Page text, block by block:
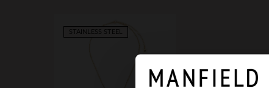
STAINLESS STEEL